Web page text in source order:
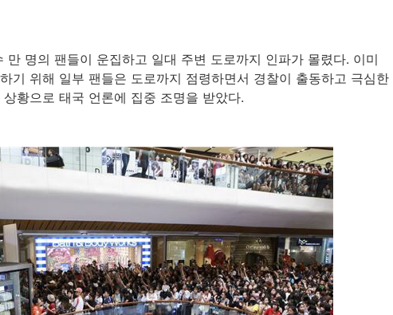
만 명의 팬들이 운집하고 일대 주변 도로까지 인파가 몰렸다. 이미
기 위해 일부 팬들은 도로까지 점령하면서 경찰이 출동하고 극심한
황으로 태국 언론에 집중 조명을 받았다.